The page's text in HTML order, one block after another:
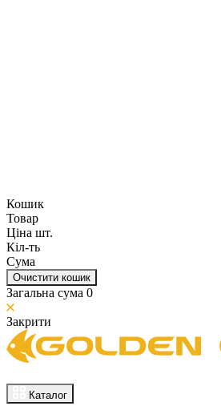
Кошик
Товар
Ціна шт.
Кіл-ть
Сума
Очистити кошик
Загальна сума 0
Закрити
Каталог